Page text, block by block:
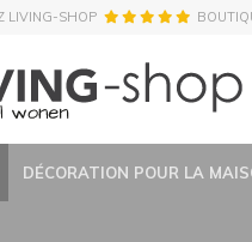
LIVING-SHOP
DÉCORATION POUR LA